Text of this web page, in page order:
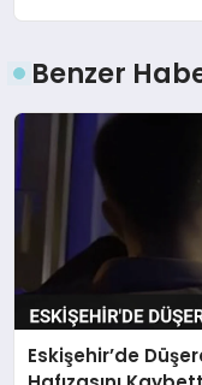
Benzer
Eskişehir’de